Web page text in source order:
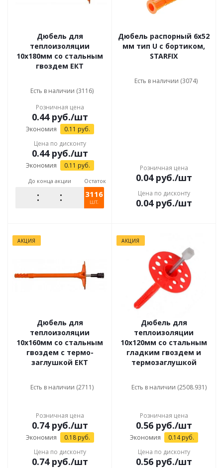
Дюбель для
теплоизоляции
10x180мм со стальным
гвоздем ЕКТ
Есть в наличии (3116)
Розничная цена
0.44руб./шт
Экономия 0.11 руб.
Цена по дисконту
0.44руб./шт
Экономия 0.11 руб.
До конца акции Остаток
3116
шт.
Дюбель распорный 6х52
мм тип U с бортиком,
STARFIX
Есть в наличии (3074)
Розничная цена
0.04руб./шт
Цена по дисконту
0.04руб./шт
АКЦИЯ
Дюбель для
теплоизоляции
10x160мм со стальным
гвоздем с термо-
заглушкой ЕКТ
Есть в наличии (2711)
Розничная цена
0.74руб./шт
Экономия 0.18руб.
Цена по дисконту
0.74руб./шт
АКЦИЯ
Дюбель для
теплоизоляции
10x120мм со стальным
гладким гвоздем и
термозаглушкой
Есть в наличии (2508.931)
Розничная цена
0.56руб./шт
Экономия 0.14руб.
Цена по дисконту
0.56руб./шт